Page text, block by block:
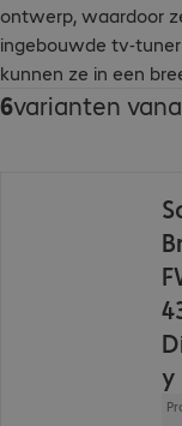
ontwerp, waardoor
ingebouwde tv-
kunnen ze in een
6varianten
y